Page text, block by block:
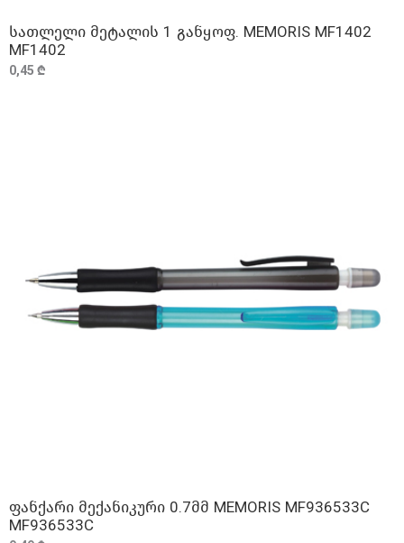
ᲓᲐᲛᲐᲢᲔᲑᲐ
სათლელი მეტალის 1 განყოფ. MEMORIS MF1402
MF1402
0,45 ₾
ᲓᲐᲛᲐᲢᲔᲑᲐ
ფანქარი მექანიკური 0.7მმ MEMORIS MF936533C
MF936533C